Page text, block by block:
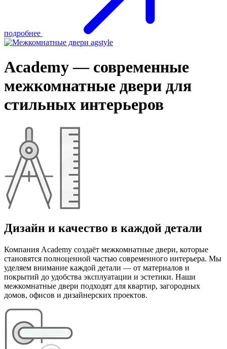
подробнее
Academy — современные
межкомнатные двери для
стильных интерьеров
Дизайн и качество в каждой детали
Компания Academy создаёт межкомнатные двери, которые
становятся полноценной частью современного интерьера. Мы
уделяем внимание каждой детали — от материалов и
покрытий до удобства эксплуатации и эстетики. Наши
межкомнатные двери подходят для квартир, загородных
домов, офисов и дизайнерских проектов.